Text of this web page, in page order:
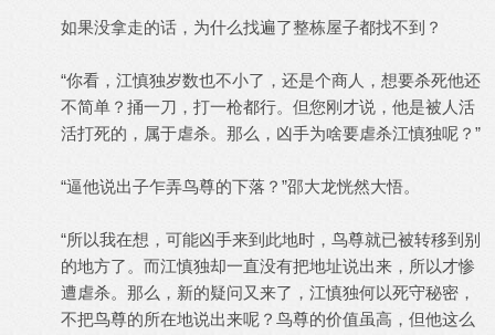
如果没拿走的话，为什么找遍了整栋屋子都找不到？
“你看，江慎独岁数也不小了，还是个商人，想要杀死他还
不简单？捅一刀，打一枪都行。但您刚才说，他是被人活
活打死的，属于虐杀。那么，凶手为啥要虐杀江慎独呢？”
“逼他说出子乍弄鸟尊的下落？”邵大龙恍然大悟。
“所以我在想，可能凶手来到此地时，鸟尊就已被转移到别
的地方了。而江慎独却一直没有把地址说出来，所以才惨
遭虐杀。那么，新的疑问又来了，江慎独何以死守秘密，
不把鸟尊的所在地说出来呢？鸟尊的价值虽高，但他这么